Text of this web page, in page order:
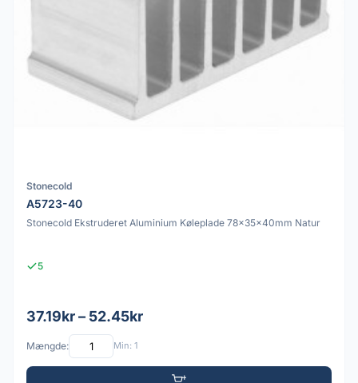
Stonecold
A5723-40
Stonecold Ekstruderet Aluminium Køleplade 78x35x40mm Natur
5
37.19kr – 52.45kr
Mængde: Min: 1